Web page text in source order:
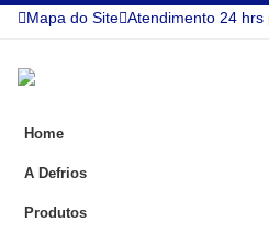
Mapa do Site Atendimento 24 hrs
Home
A Defrios
Produtos